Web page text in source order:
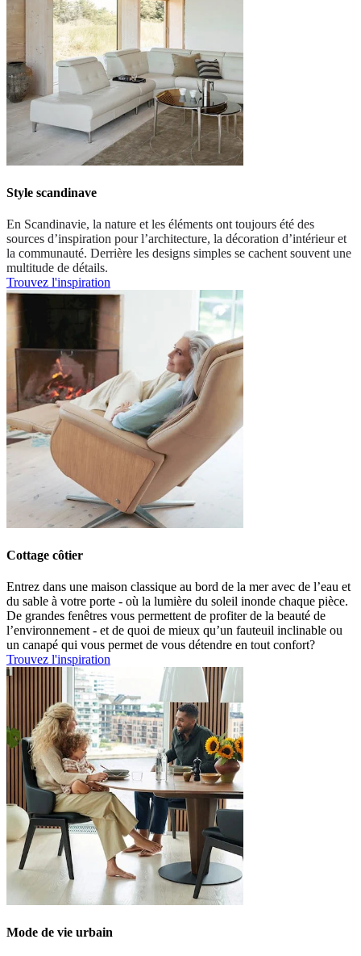
Style scandinave
En Scandinavie, la nature et les éléments ont toujours été des
sources d’inspiration pour l’architecture, la décoration d’intérieur et
la communauté. Derrière les designs simples se cachent souvent une
multitude de détails.
Trouvez l'inspiration
Cottage côtier
Entrez dans une maison classique au bord de la mer avec de l’eau et
du sable à votre porte - où la lumière du soleil inonde chaque pièce.
De grandes fenêtres vous permettent de profiter de la beauté de
l’environnement - et de quoi de mieux qu’un fauteuil inclinable ou
un canapé qui vous permet de vous détendre en tout confort?
Trouvez l'inspiration
Mode de vie urbain